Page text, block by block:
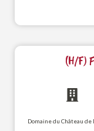
(H/F)
Domaine du Château de